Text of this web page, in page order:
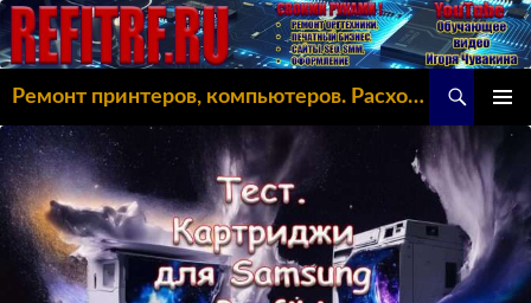
Ремонт принтеров, компьютеров. Расходка, Omoda C5
МЕНЮ
К
СОДЕРЖИМОМУ